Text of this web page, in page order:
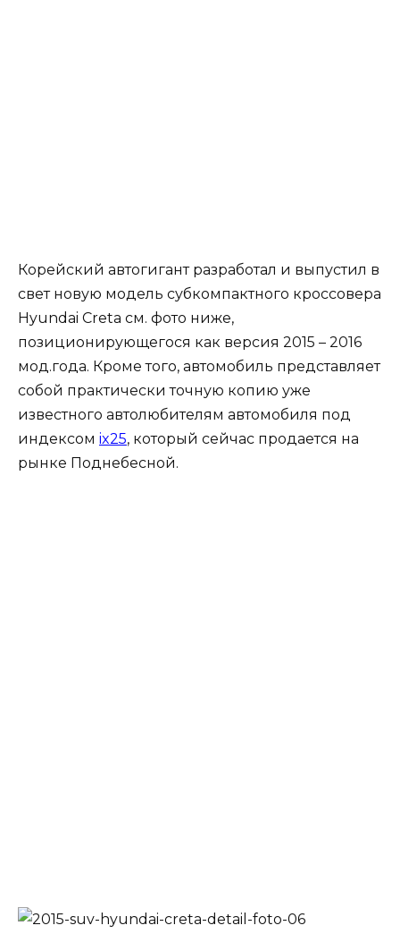
Корейский автогигант разработал и выпустил в
свет новую модель субкомпактного кроссовера
Hyundai Creta см. фото ниже,
позиционирующегося как версия 2015 – 2016
мод.года. Кроме того, автомобиль представляет
собой практически точную копию уже
известного автолюбителям автомобиля под
индексом ix25, который сейчас продается на
рынке Поднебесной.